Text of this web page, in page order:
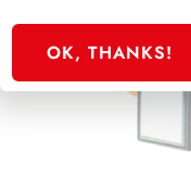
OK, THANKS!